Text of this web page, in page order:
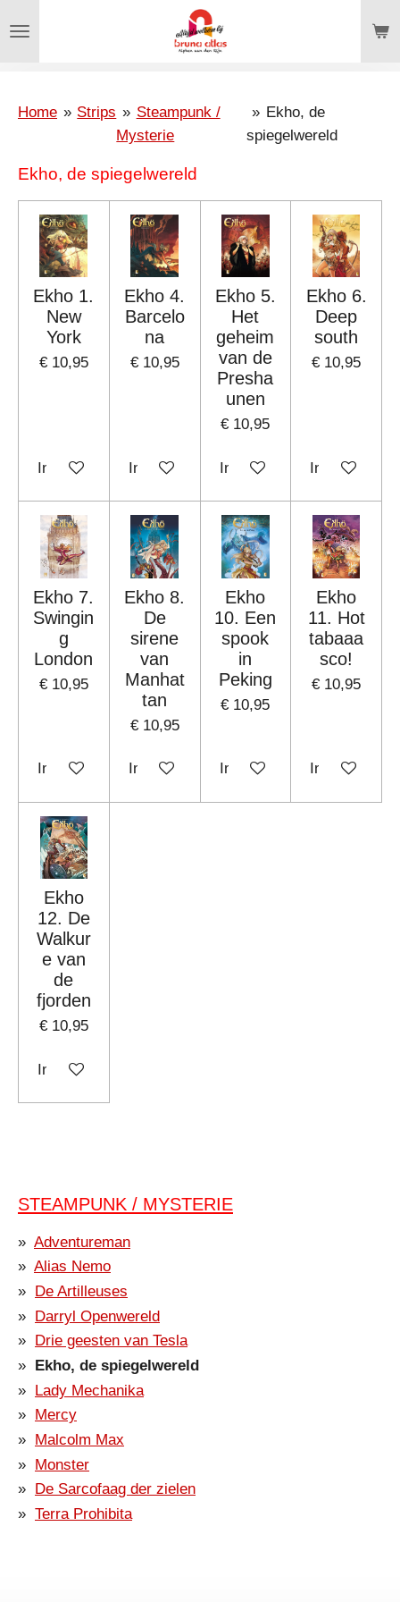
direct
hoofdinhoud
Home » Strips » Steampunk /
Mysterie
» Ekho, de
spiegelwereld
Ekho, de spiegelwereld
Ekho 1.
New
York
€ 10,95
In winkelwagen
Ekho 4.
Barcelo
na
€ 10,95
In winkelwagen
Ekho 5.
Het
geheim
van de
Presha
unen
€ 10,95
In winkelwagen
Ekho 6.
Deep
south
€ 10,95
In
Ekho 7.
Swingin
g
London
€ 10,95
In winkelwagen
Ekho 8.
De
sirene
van
Manhat
tan
€ 10,95
In winkelwagen
Ekho
10. Een
spook
in
Peking
€ 10,95
In winkelwagen
Ekho
11. Hot
tabaaa
sco!
€ 10,95
In
Ekho
12. De
Walkur
e van
de
fjorden
€ 10,95
In winkelwagen
STEAMPUNK / MYSTERIE
Adventureman
Alias Nemo
De Artilleuses
Darryl Openwereld
Drie geesten van Tesla
Ekho, de spiegelwereld
Lady Mechanika
Mercy
Malcolm Max
Monster
De Sarcofaag der zielen
Terra Prohibita